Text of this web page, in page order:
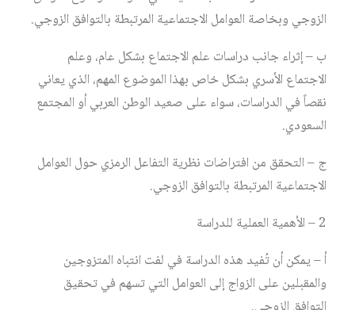
الزوجي وبخاصة العوامل الاجتماعية المرتبطة بالتوافق الزوجي.
ب – إثراء جانب دراسات علم الاجتماع بشكل عام، وعلم
الاجتماع الأسري بشكل خاص بهذا الموضوع المهم، الذي يعاني
نقصاً في الدراسات، سواء على صعيد الوطن العربي أو المجتمع
السعودي.
ج – التحقق من افتراضات نظرية التفاعل الرمزي حول العوامل
الاجتماعية المرتبطة بالتوافق الزوجي.
2 – الأهمية العملية للدراسة
أ – يمكن أن تُفيد هذه الدراسة في لفت انتباه المتزوجين
والمقبلين على الزواج إلى العوامل التي تسهم في تحقيق